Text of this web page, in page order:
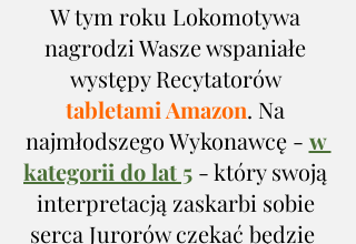
W tym roku Lokomotywa
nagrodzi Wasze wspaniałe
występy Recytatorów
tabletami Amazon. Na
najmłodszego Wykonawcę - w
kategorii do lat 5 - który swoją
interpretacją zaskarbi sobie
serca Jurorów czekać będzie